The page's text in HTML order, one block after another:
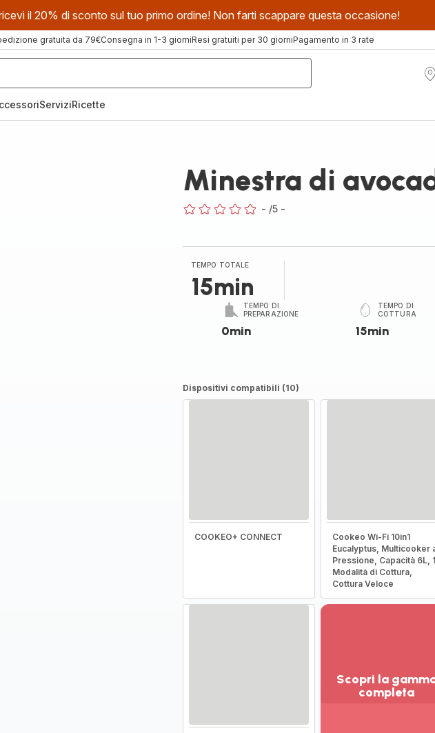
il 20% di sconto sul tuo primo ordine! Non farti scappare questa occasione!
gratuita da 79€Consegna in 1-3 giorniResi gratuiti per 30 giorniPagamento in 3 rate
I
ServiziRicette
Minestra di
- /5 -
TEMPO TOTALE
15min
TEMPO DI
PREPARAZIONE
0min
TEMPO DI
COTTURA
15min
Dispositivi compatibili (10)
COOKEO+ CONNECT
Cookeo Wi-Fi 10in1
Eucalyptus, Multicooker
Pressione, Capacità 6L,
Modalità di Cottura,
Cottura Veloce
Scopri la
completa